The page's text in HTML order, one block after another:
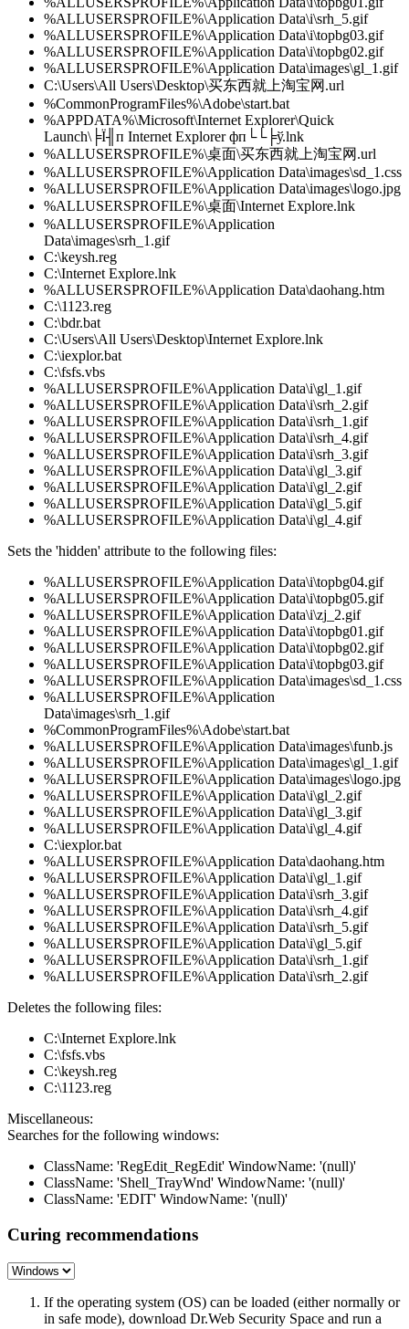
%ALLUSERSPROFILE%\Application Data\i\srh_5.gif
%ALLUSERSPROFILE%\Application Data\i\topbg03.gif
%ALLUSERSPROFILE%\Application Data\i\topbg02.gif
%ALLUSERSPROFILE%\Application Data\images\gl_1.gif
C:\Users\All Users\Desktop\买东西就上淘宝网.url
%CommonProgramFiles%\Adobe\start.bat
%APPDATA%\Microsoft\Internet Explorer\Quick
Launch\╞Ї╢п Internet Explorer фп└└╞ў.lnk
%ALLUSERSPROFILE%\桌面\买东西就上淘宝网.url
%ALLUSERSPROFILE%\Application Data\images\sd_1.css
%ALLUSERSPROFILE%\Application Data\images\logo.jpg
%ALLUSERSPROFILE%\桌面\Internet Explore.lnk
%ALLUSERSPROFILE%\Application
Data\images\srh_1.gif
C:\keysh.reg
C:\Internet Explore.lnk
%ALLUSERSPROFILE%\Application Data\daohang.htm
C:\1123.reg
C:\bdr.bat
C:\Users\All Users\Desktop\Internet Explore.lnk
C:\iexplor.bat
C:\fsfs.vbs
%ALLUSERSPROFILE%\Application Data\i\gl_1.gif
%ALLUSERSPROFILE%\Application Data\i\srh_2.gif
%ALLUSERSPROFILE%\Application Data\i\srh_1.gif
%ALLUSERSPROFILE%\Application Data\i\srh_4.gif
%ALLUSERSPROFILE%\Application Data\i\srh_3.gif
%ALLUSERSPROFILE%\Application Data\i\gl_3.gif
%ALLUSERSPROFILE%\Application Data\i\gl_2.gif
%ALLUSERSPROFILE%\Application Data\i\gl_5.gif
%ALLUSERSPROFILE%\Application Data\i\gl_4.gif
Sets the 'hidden' attribute to the following files:
%ALLUSERSPROFILE%\Application Data\i\topbg04.gif
%ALLUSERSPROFILE%\Application Data\i\topbg05.gif
%ALLUSERSPROFILE%\Application Data\i\zj_2.gif
%ALLUSERSPROFILE%\Application Data\i\topbg01.gif
%ALLUSERSPROFILE%\Application Data\i\topbg02.gif
%ALLUSERSPROFILE%\Application Data\i\topbg03.gif
%ALLUSERSPROFILE%\Application Data\images\sd_1.css
%ALLUSERSPROFILE%\Application
Data\images\srh_1.gif
%CommonProgramFiles%\Adobe\start.bat
%ALLUSERSPROFILE%\Application Data\images\funb.js
%ALLUSERSPROFILE%\Application Data\images\gl_1.gif
%ALLUSERSPROFILE%\Application Data\images\logo.jpg
%ALLUSERSPROFILE%\Application Data\i\gl_2.gif
%ALLUSERSPROFILE%\Application Data\i\gl_3.gif
%ALLUSERSPROFILE%\Application Data\i\gl_4.gif
C:\iexplor.bat
%ALLUSERSPROFILE%\Application Data\daohang.htm
%ALLUSERSPROFILE%\Application Data\i\gl_1.gif
%ALLUSERSPROFILE%\Application Data\i\srh_3.gif
%ALLUSERSPROFILE%\Application Data\i\srh_4.gif
%ALLUSERSPROFILE%\Application Data\i\srh_5.gif
%ALLUSERSPROFILE%\Application Data\i\gl_5.gif
%ALLUSERSPROFILE%\Application Data\i\srh_1.gif
%ALLUSERSPROFILE%\Application Data\i\srh_2.gif
Deletes the following files:
C:\Internet Explore.lnk
C:\fsfs.vbs
C:\keysh.reg
C:\1123.reg
Miscellaneous:
Searches for the following windows:
ClassName: 'RegEdit_RegEdit' WindowName: '(null)'
ClassName: 'Shell_TrayWnd' WindowName: '(null)'
ClassName: 'EDIT' WindowName: '(null)'
Curing recommendations
If the operating system (OS) can be loaded (either normally or
in safe mode), download Dr.Web Security Space and run a